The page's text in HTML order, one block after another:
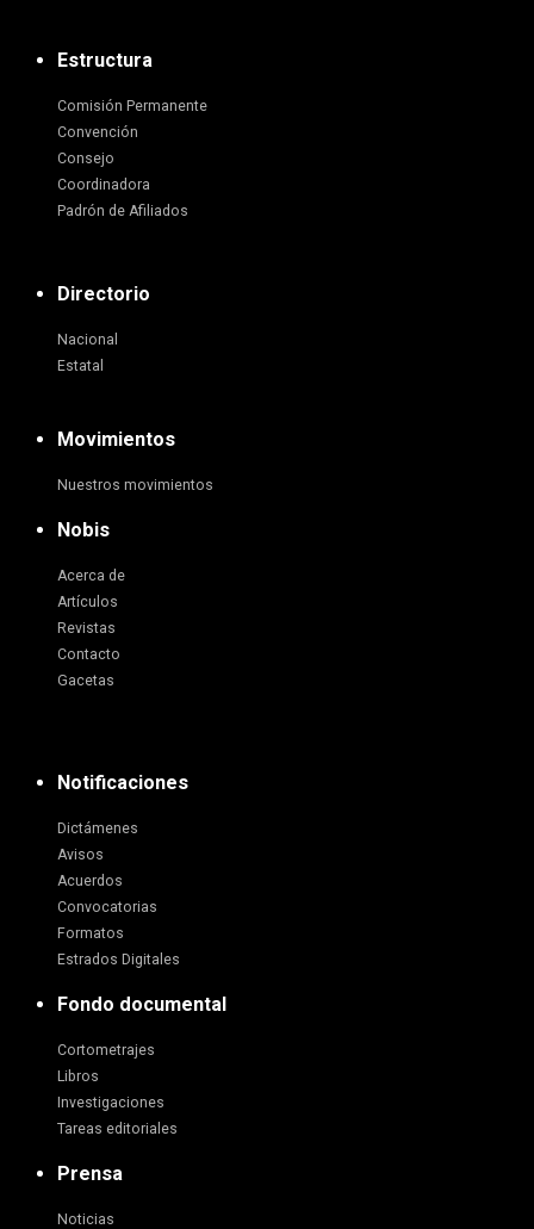
Estructura
Comisión Permanente
Convención
Consejo
Coordinadora
Padrón de Afiliados
Directorio
Nacional
Estatal
Movimientos
Nuestros movimientos
Nobis
Acerca de
Artículos
Revistas
Contacto
Gacetas
Notificaciones
Dictámenes
Avisos
Acuerdos
Convocatorias
Formatos
Estrados Digitales
Fondo documental
Cortometrajes
Libros
Investigaciones
Tareas editoriales
Prensa
Noticias